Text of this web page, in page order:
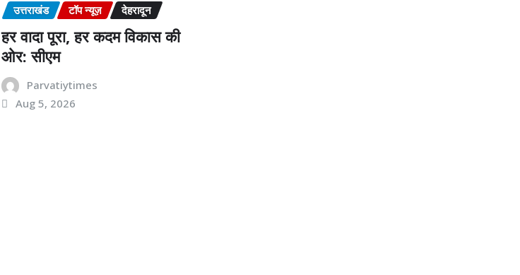
उत्तराखंड टॉप न्यूज़ देहरादून
हर वादा पूरा, हर कदम विकास की
ओर: सीएम
Parvatiytimes
Aug 5, 2026